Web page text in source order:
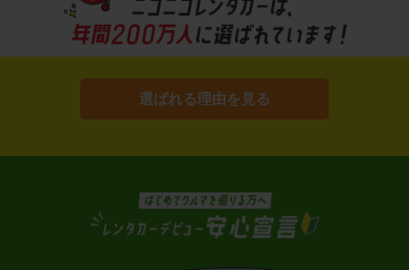
選ばれる理由を見る